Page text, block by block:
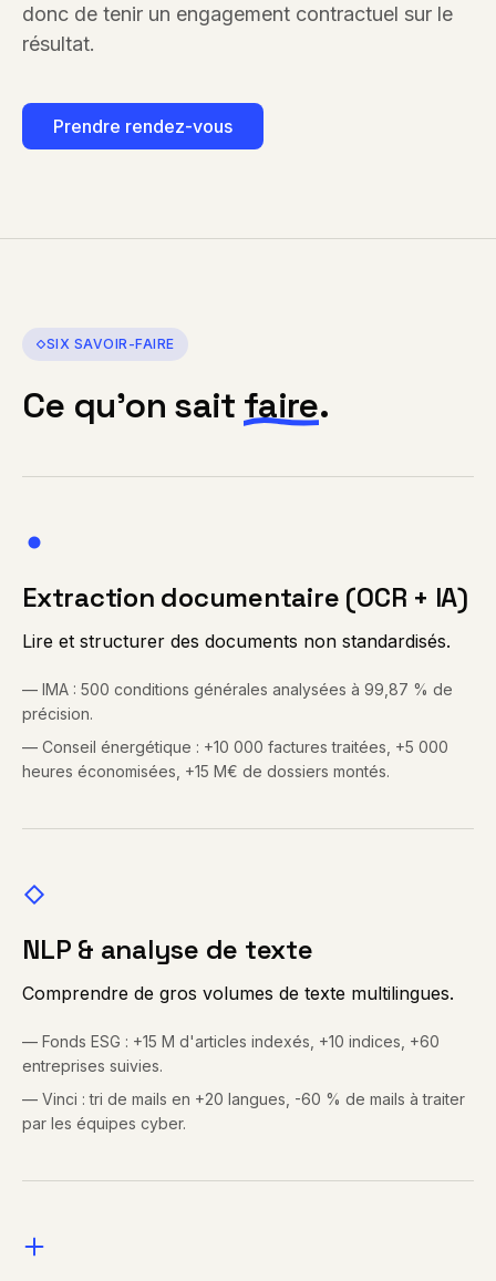
donc de tenir un engagement contractuel sur le
résultat.
Prendre rendez-vous
SIX SAVOIR-FAIRE
Ce qu'on sait faire.
Extraction documentaire (OCR + IA)
Lire et structurer des documents non standardisés.
— IMA : 500 conditions générales analysées à 99,87 % de
précision.
— Conseil énergétique : +10 000 factures traitées, +5 000
heures économisées, +15 M€ de dossiers montés.
NLP & analyse de texte
Comprendre de gros volumes de texte multilingues.
— Fonds ESG : +15 M d'articles indexés, +10 indices, +60
entreprises suivies.
— Vinci : tri de mails en +20 langues, -60 % de mails à traiter
par les équipes cyber.